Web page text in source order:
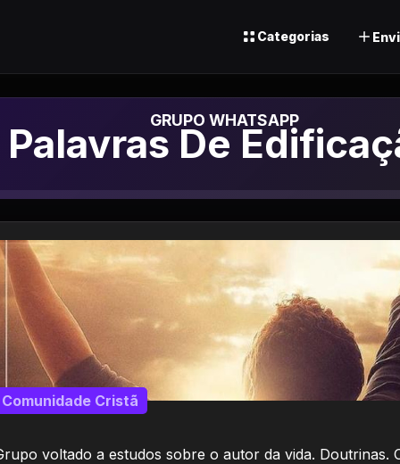
Categorias
Grupo de Whatsapp
Palavras De
voltado a estudos sobre o autor da vida. Doutrinas.
Comunidade Cristã